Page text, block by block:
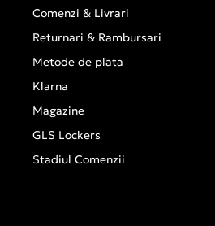
Comenzi & Livrari
Returnari & Rambursari
Metode de plata
Klarna
Magazine
GLS Lockers
Stadiul Comenzii